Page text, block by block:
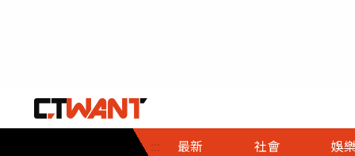
::: 最新 社會
社會首頁
娛樂
娛樂首頁
財經首頁
政